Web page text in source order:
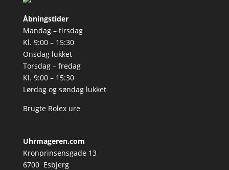
Åbningstider
Mandag – tirsdag
Kl. 9:00 – 15:30
Onsdag lukket
Torsdag – fredag
Kl. 9:00 – 15:30
Lørdag og søndag lukket
Brugte Rolex ure
Uhrmageren.com
Kronprinsensgade 13
6700 Esbjerg